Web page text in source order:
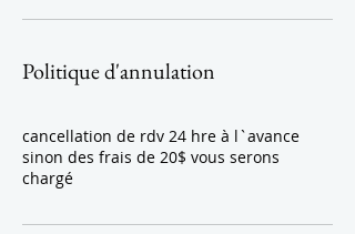
Politique d'annulation
cancellation de rdv 24 hre à l`avance
sinon des frais de 20$ vous serons
chargé